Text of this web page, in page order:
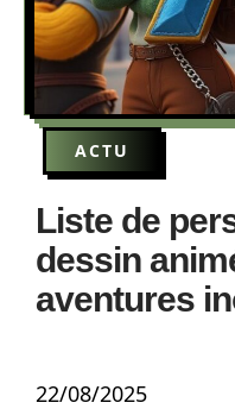
ACTU
Liste de
dessin
aventures
22/08/2025